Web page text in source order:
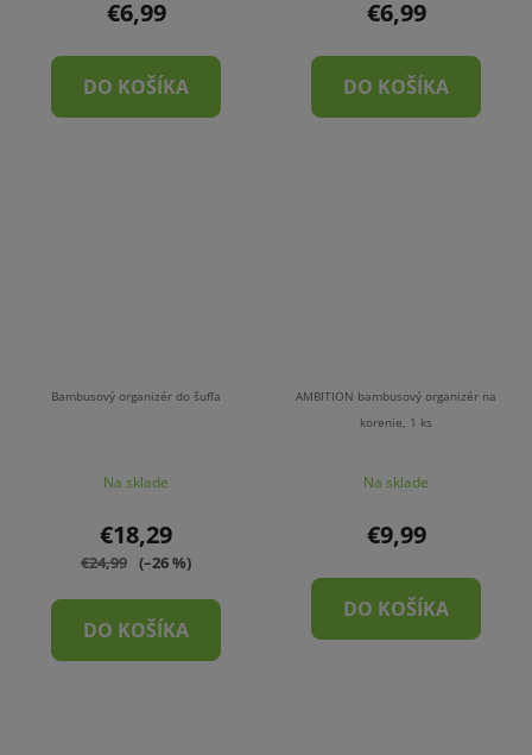
€6,99
DO KOŠÍKA
€6,99
DO KOŠÍKA
Bambusový organizér do šufľa
Na sklade
€18,29
€24,99 (–26 %)
DO KOŠÍKA
AMBITION bambusový organizér na
korenie, 1 ks
Na sklade
€9,99
DO KOŠÍKA